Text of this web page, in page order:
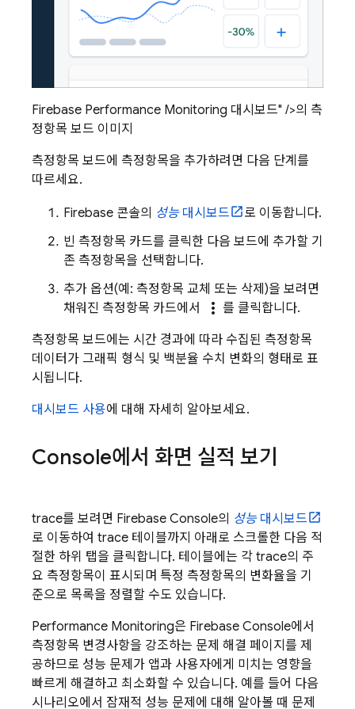
Firebase Performance Monitoring 대시보드" />의 측
정항목 보드 이미지
측정항목 보드에 측정항목을 추가하려면 다음 단계를
따르세요.
Firebase 콘솔의 성능대시보드
로 이동합니다.
빈 측정항목 카드를 클릭한 다음 보드에 추가할 기
존 측정항목을 선택합니다.
추가 옵션(예: 측정항목 교체 또는 삭제)을 보려면
채워진 측정항목 카드에서
more_vert 를 클릭합니다.
측정항목 보드에는 시간 경과에 따라 수집된 측정항목
데이터가 그래픽 형식 및 백분율 수치 변화의 형태로 표
시됩니다.
대시보드 사용에 대해 자세히 알아보세요.
Console에서 화면 실적 보기
trace를 보려면 Firebase Console의 성능대시보드
로 이동하여 trace 테이블까지 아래로 스크롤한 다음 적
절한 하위 탭을 클릭합니다. 테이블에는 각 trace의 주
요 측정항목이 표시되며 특정 측정항목의 변화율을 기
준으로 목록을 정렬할 수도 있습니다.
Performance Monitoring은 Firebase Console에서
측정항목 변경사항을 강조하는 문제 해결 페이지를 제
공하므로 성능 문제가 앱과 사용자에게 미치는 영향을
빠르게 해결하고 최소화할 수 있습니다. 예를 들어 다음
시나리오에서 잠재적 성능 문제에 대해 알아볼 때 문제